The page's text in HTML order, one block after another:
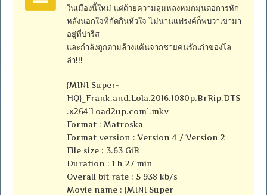
ในเมืองนี้ใหม่ แต่ด้วยความลุ่มหลงหมกมุ่นต่อการหัก
หลังนอกใจที่กัดกินหัวใจ ไม่นานแฟรงค์ก็พบว่าเขามา
อยู่ที่ปารีส
และกำลังถูกตามล้างแค้นจากชายคนรักเก่าของโล
ล่า!!!
{MINI Super-
HQ}_Frank.and.Lola.2016.1080p.BrRip.DTS
.x264[Load2up.com].mkv
Format : Matroska
Format version : Version 4 / Version 2
File size : 3.63 GiB
Duration : 1 h 27 min
Overall bit rate : 5 938 kb/s
Movie name : {MINI Super-